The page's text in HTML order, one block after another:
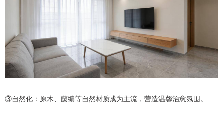
③自然化：原木、藤编等自然材质成为主流，营造温馨治愈氛围。